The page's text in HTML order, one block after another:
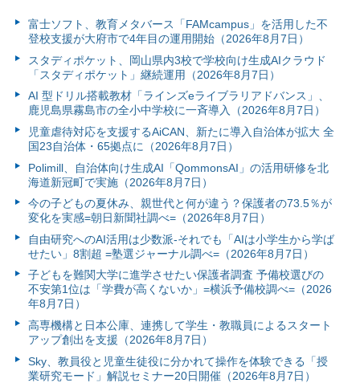
富⼠ソフト、教育メタバース「FAMcampus」を活用した不
登校支援が大府市で4年目の運用開始（2026年8月7日）
スタディポケット、岡山県内3校で学校向け生成AIクラウド
「スタディポケット」継続運用（2026年8月7日）
AI 型ドリル搭載教材「ラインズeライブラリアドバンス」、
鹿児島県霧島市の全小中学校に一斉導入（2026年8月7日）
児童虐待対応を支援するAiCAN、新たに導入自治体が拡大 全
国23自治体・65拠点に（2026年8月7日）
Polimill、自治体向け生成AI「QommonsAI」の活用研修を北
海道新冠町で実施（2026年8月7日）
今の子どもの夏休み、親世代と何が違う？保護者の73.5％が
変化を実感=朝日新聞社調べ=（2026年8月7日）
自由研究へのAI活用は少数派-それでも「AIは小学生から学ば
せたい」8割超 =塾選ジャーナル調べ=（2026年8月7日）
子どもを難関大学に進学させたい保護者調査 予備校選びの
不安第1位は「学費が高くないか」=横浜予備校調べ=（2026
年8月7日）
高専機構と日本公庫、連携して学生・教職員によるスタート
アップ創出を支援（2026年8月7日）
Sky、教員役と児童生徒役に分かれて操作を体験できる「授
業研究モード」解説セミナー20日開催（2026年8月7日）